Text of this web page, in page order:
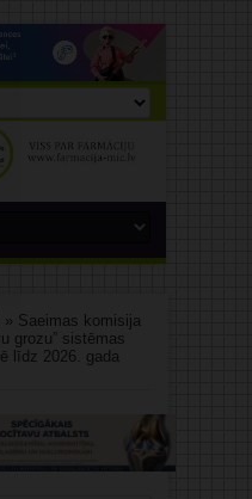
» Saeimas komisija
grozu” sistēmas
līdz 2026. gada